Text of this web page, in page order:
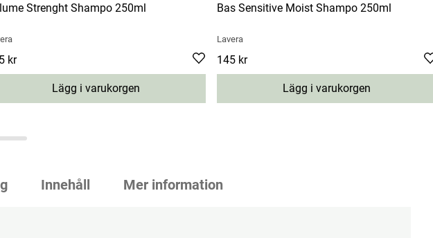
Strenght Shampo 250ml
:145 kr
kr
Lägg i varukorgen
Bas Sensitive Moist Shampo 250ml
Lavera
Pris:145 kr
145 kr
Lägg i varukorgen
Innehåll Mer information